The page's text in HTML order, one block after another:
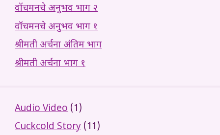
वॉचमनचे अनुभव भाग २
वॉचमनचे अनुभव भाग १
श्रीमती अर्चना अंतिम भाग
श्रीमती अर्चना भाग १
Audio Video (1)
Cuckcold Story (11)